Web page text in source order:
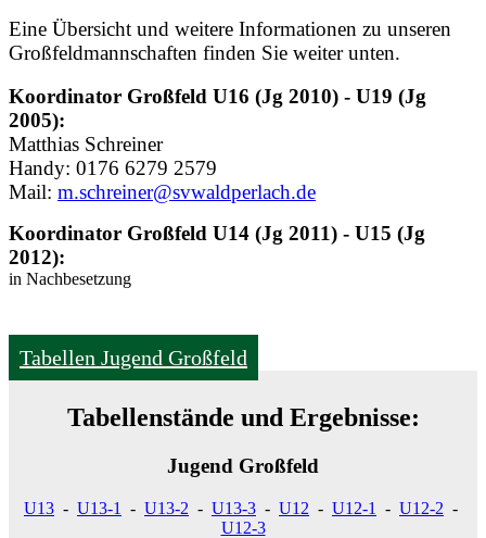
Eine Übersicht und weitere Informationen zu unseren
Großfeldmannschaften finden Sie weiter unten.
Koordinator Großfeld U16 (Jg 2010) - U19 (Jg
2005):
Matthias Schreiner
Handy: 0176 6279 2579
Mail: m.schreiner@svwaldperlach.de
Koordinator Großfeld U14 (Jg 2011) - U15 (Jg
2012):
in Nachbesetzung
Tabellen Jugend Großfeld
Tabellenstände und Ergebnisse:
Jugend Großfeld
U13 - U13-1 - U13-2 - U13-3 - U12 - U12-1 - U12-2 -
U12-3